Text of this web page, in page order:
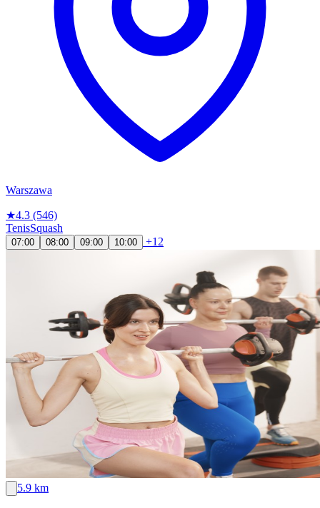
Warszawa
★4.3 (546)
TenisSquash
07:00 08:00 09:00 10:00 +12
5.9 km